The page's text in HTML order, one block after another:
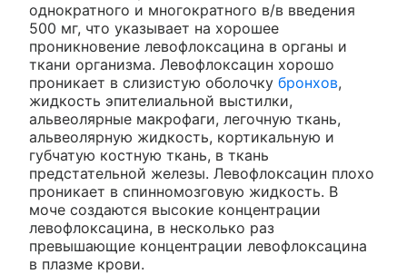
однократного и многократного в/в введения
500 мг, что указывает на хорошее
проникновение левофлоксацина в органы и
ткани организма. Левофлоксацин хорошо
проникает в слизистую оболочку бронхов,
жидкость эпителиальной выстилки,
альвеолярные макрофаги, легочную ткань,
альвеолярную жидкость, кортикальную и
губчатую костную ткань, в ткань
предстательной железы. Левофлоксацин плохо
проникает в спинномозговую жидкость. В
моче создаются высокие концентрации
левофлоксацина, в несколько раз
превышающие концентрации левофлоксацина
в плазме крови.